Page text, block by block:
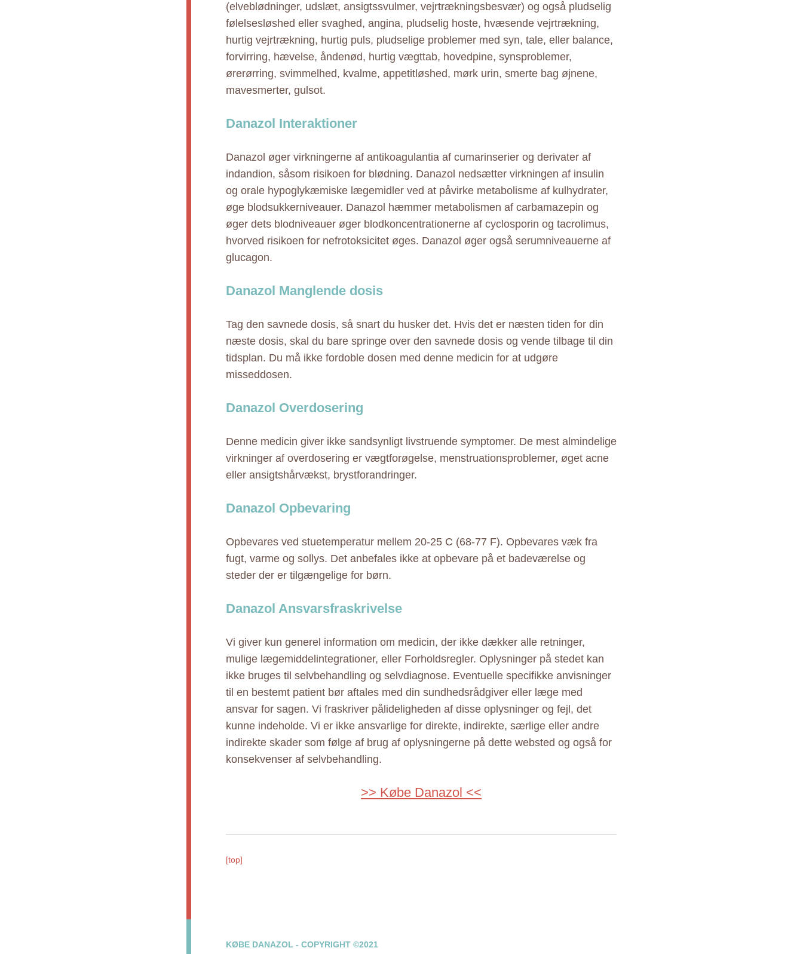
(elveblødninger, udslæt, ansigtssvulmer, vejrtrækningsbesvær) og også pludselig
følelsesløshed eller svaghed, angina, pludselig hoste, hvæsende vejrtrækning,
hurtig vejrtrækning, hurtig puls, pludselige problemer med syn, tale, eller balance,
forvirring, hævelse, åndenød, hurtig vægttab, hovedpine, synsproblemer,
ørerørring, svimmelhed, kvalme, appetitløshed, mørk urin, smerte bag øjnene,
mavesmerter, gulsot.
Danazol Interaktioner
Danazol øger virkningerne af antikoagulantia af cumarinserier og derivater af
indandion, såsom risikoen for blødning. Danazol nedsætter virkningen af insulin
og orale hypoglykæmiske lægemidler ved at påvirke metabolisme af kulhydrater,
øge blodsukkerniveauer. Danazol hæmmer metabolismen af carbamazepin og
øger dets blodniveauer øger blodkoncentrationerne af cyclosporin og tacrolimus,
hvorved risikoen for nefrotoksicitet øges. Danazol øger også serumniveauerne af
glucagon.
Danazol Manglende dosis
Tag den savnede dosis, så snart du husker det. Hvis det er næsten tiden for din
næste dosis, skal du bare springe over den savnede dosis og vende tilbage til din
tidsplan. Du må ikke fordoble dosen med denne medicin for at udgøre
misseddosen.
Danazol Overdosering
Denne medicin giver ikke sandsynligt livstruende symptomer. De mest almindelige
virkninger af overdosering er vægtforøgelse, menstruationsproblemer, øget acne
eller ansigtshårvækst, brystforandringer.
Danazol Opbevaring
Opbevares ved stuetemperatur mellem 20-25 C (68-77 F). Opbevares væk fra
fugt, varme og sollys. Det anbefales ikke at opbevare på et badeværelse og
steder der er tilgængelige for børn.
Danazol Ansvarsfraskrivelse
Vi giver kun generel information om medicin, der ikke dækker alle retninger,
mulige lægemiddelintegrationer, eller Forholdsregler. Oplysninger på stedet kan
ikke bruges til selvbehandling og selvdiagnose. Eventuelle specifikke anvisninger
til en bestemt patient bør aftales med din sundhedsrådgiver eller læge med
ansvar for sagen. Vi fraskriver pålideligheden af disse oplysninger og fejl, det
kunne indeholde. Vi er ikke ansvarlige for direkte, indirekte, særlige eller andre
indirekte skader som følge af brug af oplysningerne på dette websted og også for
konsekvenser af selvbehandling.
>> Købe Danazol <<
[top]
KØBE DANAZOL - COPYRIGHT ©2021